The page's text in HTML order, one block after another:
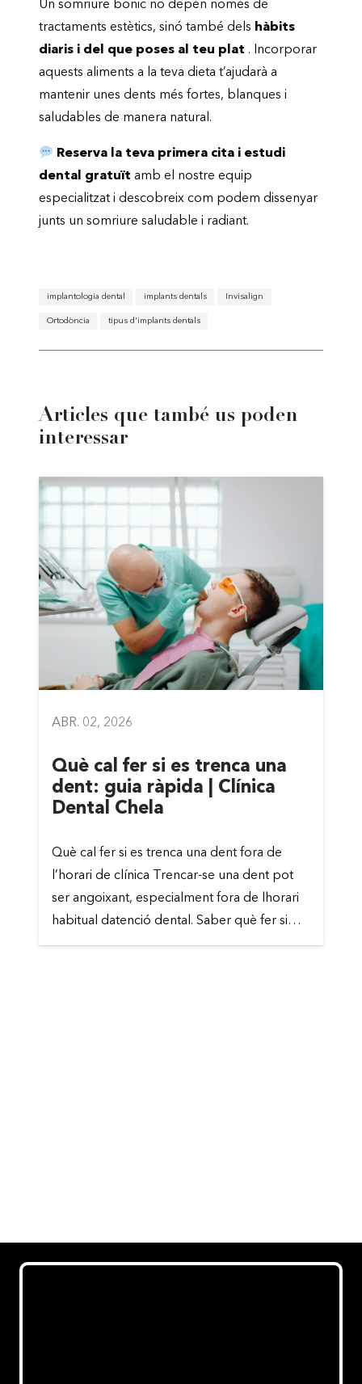
Un somriure bonic no depèn només de
tractaments estètics, sinó també dels hàbits
diaris i del que poses al teu plat . Incorporar
aquests aliments a la teva dieta t’ajudarà a
mantenir unes dents més fortes, blanques i
saludables de manera natural.
Reserva la teva primera cita i estudi
dental gratuït amb el nostre equip
especialitzat i descobreix com podem dissenyar
junts un somriure saludable i radiant.
implantologia dental implants dentals Invisalign
Ortodòncia tipus d'implants dentals
Articles que també us poden
interessar
ABR. 02, 2026
Què cal fer si es trenca una
dent: guia ràpida | Clínica
Dental Chela
Què cal fer si es trenca una dent fora de
l’horari de clínica Trencar-se una dent pot
ser angoixant, especialment fora de lhorari
habitual datenció dental. Saber què fer si…